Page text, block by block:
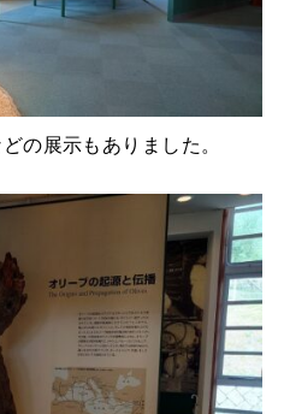
の展示もありました。